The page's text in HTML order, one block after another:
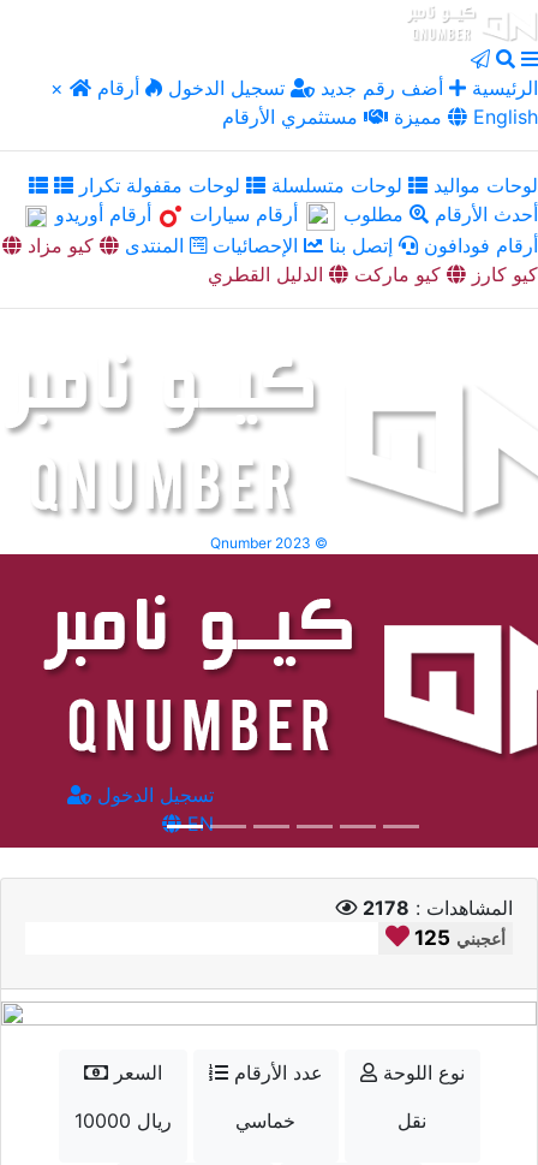
× الرئيسية أضف رقم جديد تسجيل الدخول
أرقام
مميزة
مستثمري الأرقام English
لوحات مواليد لوحات متسلسلة
لوحات مقفولة تكرار
أحدث الأرقام
مطلوب أرقام سيارات
أرقام أوريدو
أرقام فودافون
إتصل بنا الإحصائيات المنتدى
كيو مزاد
كيو كارز
كيو ماركت الدليل القطري
Qnumber 2023 ©
تسجيل الدخول
EN
المشاهدات : 2178
125 أعجبني
السعر
10000 ريال
عدد الأرقام
خماسي
نوع اللوحة
نقل